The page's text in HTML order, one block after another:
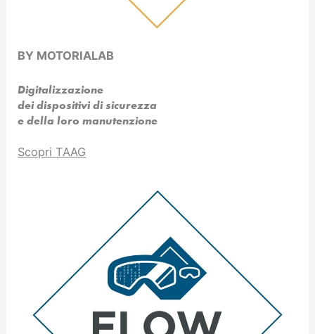
BY MOTORIALAB
Digitalizzazione
dei dispositivi di sicurezza
e della loro manutenzione
Scopri TAAG